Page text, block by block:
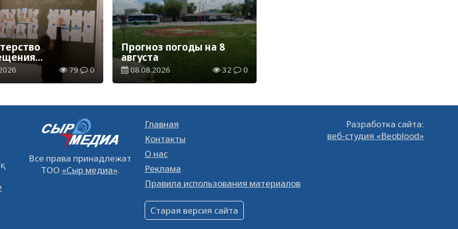
сроки
и каникул на
учебный год
79 0
Прогноз погоды на 8
августа
08.08.2026 32 0
Все права принадлежат
ТОО «Сыр медиа».
Главная
Контакты
О нас
Реклама
Правила использования материалов
Старая версия сайта
Разработка сайта:
веб-студия «Beoblood»